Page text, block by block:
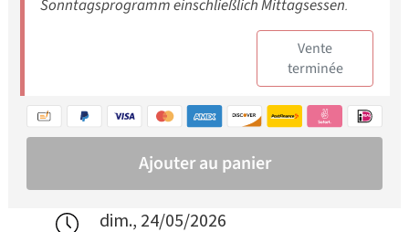
dim., 24/05/2026